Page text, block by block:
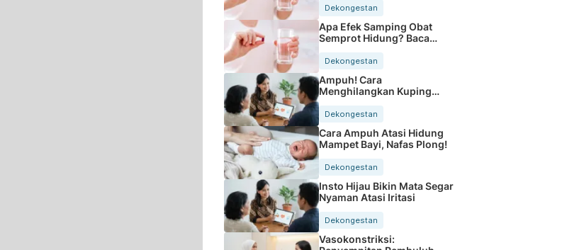
Dekongestan
Apa Efek Samping Obat
Semprot Hidung? Baca
Dekongestan
Ampuh! Cara
Menghilangkan Kuping
Bindeng Cepat dan Mudah
Dekongestan
Cara Ampuh Atasi Hidung
Mampet Bayi, Nafas Plong!
Dekongestan
Insto Hijau Bikin Mata Segar
Nyaman Atasi Iritasi
Dekongestan
Vasokonstriksi: